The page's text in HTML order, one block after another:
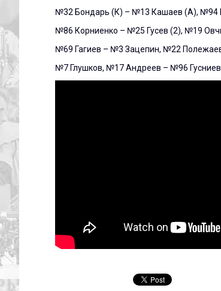
№32 Бондарь (К) – №13 Кашаев (А),
№86 Корниенко – №25 Гусев (2), №19
№69 Гагиев – №3 Зацепин, №22
№7 Глушков, №17 Андреев – №96